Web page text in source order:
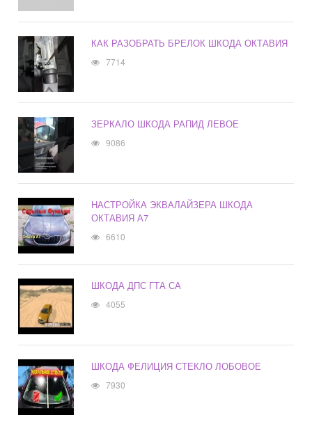
КАК РАЗОБРАТЬ БРЕЛОК ШКОДА ОКТАВИЯ
7714
ЗЕРКАЛО ШКОДА РАПИД ЛЕВОЕ
9086
НАСТРОЙКА ЭКВАЛАЙЗЕРА ШКОДА
ОКТАВИЯ А7
6610
ШКОДА ДПС ГТА СА
4055
ШКОДА ФЕЛИЦИЯ СТЕКЛО ЛОБОВОЕ
7930